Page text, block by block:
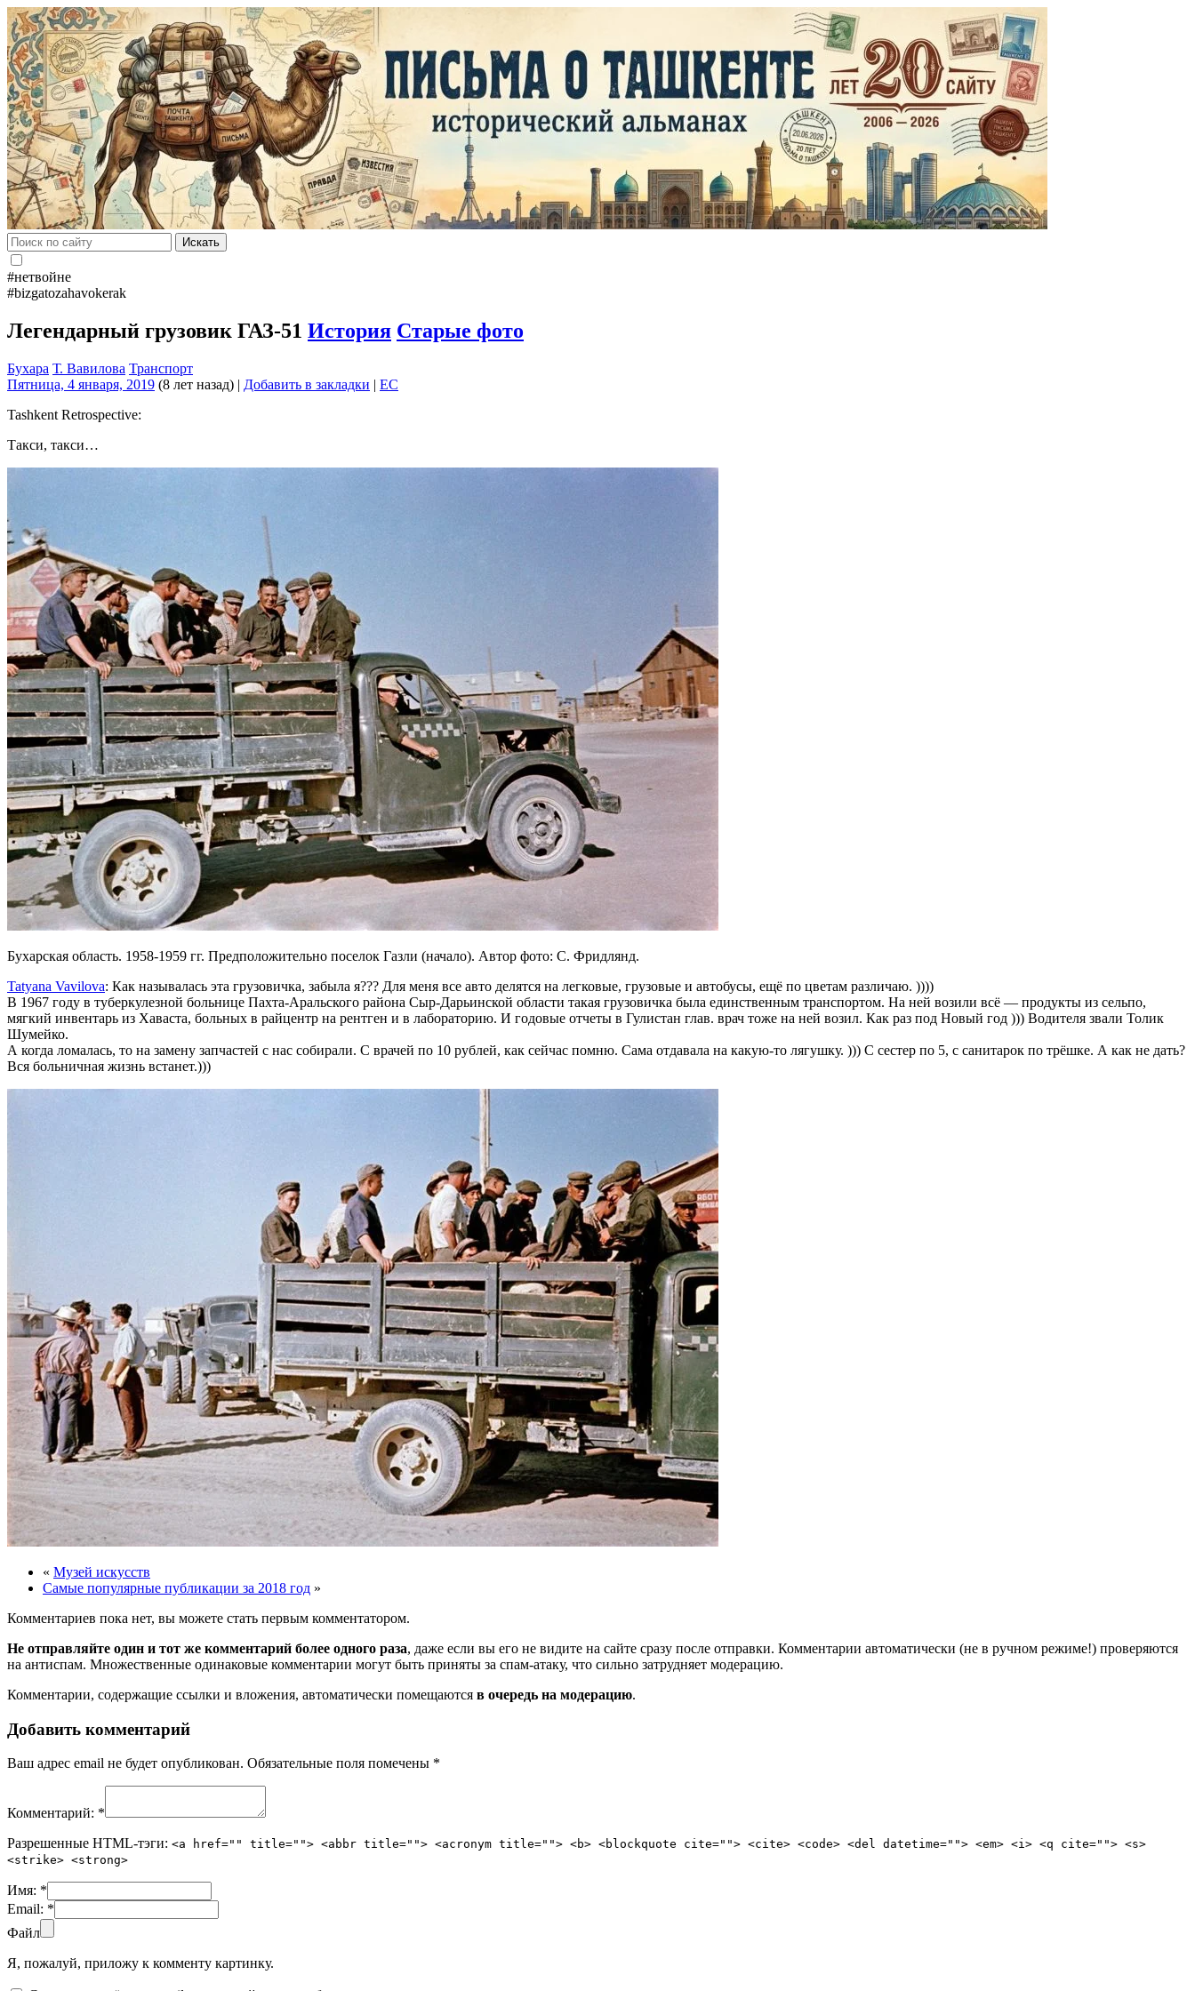
Искать
#нетвойне
#bizgatozahavokerak
Легендарный грузовик ГАЗ-51 История Старые фото
Бухара Т. Вавилова Транспорт
Пятница, 4 января, 2019 (8 лет назад) | Добавить в закладки | EC
Tashkent Retrospective:
Такси, такси…
Бухарская область. 1958-1959 гг. Предположительно поселок Газли (начало). Автор фото: С. Фридлянд.
Tatyana Vavilova: Как называлась эта грузовичка, забыла я??? Для меня все авто делятся на легковые, грузовые и автобусы, ещё по цветам различаю. ))))
В 1967 году в туберкулезной больнице Пахта-Аральского района Сыр-Дарьинской области такая грузовичка была единственным транспортом. На ней возили всё — продукты из сельпо,
мягкий инвентарь из Хаваста, больных в райцентр на рентген и в лабораторию. И годовые отчеты в Гулистан глав. врач тоже на ней возил. Как раз под Новый год ))) Водителя звали Толик
Шумейко.
А когда ломалась, то на замену запчастей с нас собирали. С врачей по 10 рублей, как сейчас помню. Сама отдавала на какую-то лягушку. ))) С сестер по 5, с санитарок по трёшке. А как не дать?
Вся больничная жизнь встанет.)))
« Музей искусств
Самые популярные публикации за 2018 год »
Комментариев пока нет, вы можете стать первым комментатором.
Не отправляйте один и тот же комментарий более одного раза, даже если вы его не видите на сайте сразу после отправки. Комментарии автоматически (не в ручном режиме!) проверяются
на антиспам. Множественные одинаковые комментарии могут быть приняты за спам-атаку, что сильно затрудняет модерацию.
Комментарии, содержащие ссылки и вложения, автоматически помещаются в очередь на модерацию.
Добавить комментарий
Ваш адрес email не будет опубликован. Обязательные поля помечены *
Комментарий: *
Разрешенные HTML-тэги: <a href="" title=""> <abbr title=""> <acronym title=""> <b> <blockquote cite=""> <cite> <code> <del datetime=""> <em> <i> <q cite=""> <s>
<strike> <strong>
Имя: *
Email: *
Файл
Я, пожалуй, приложу к комменту картинку.